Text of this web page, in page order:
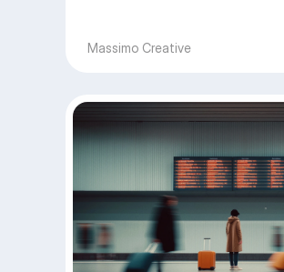
Massimo Creative